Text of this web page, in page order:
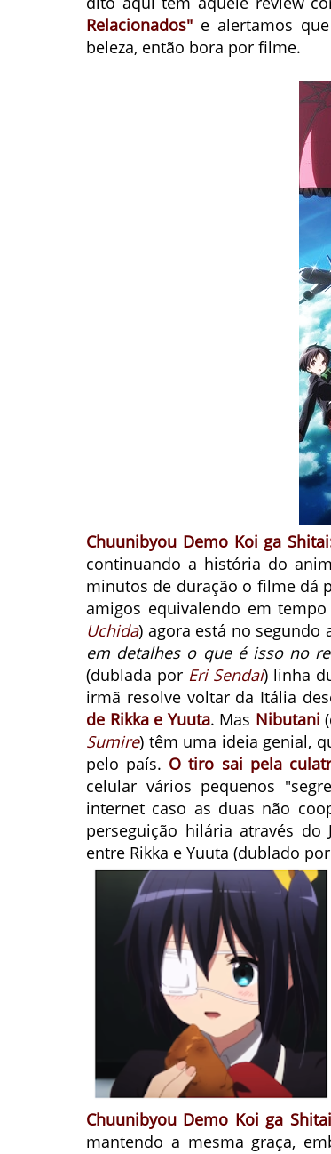
Relacionados" e alertamos
beleza, então bora por filme.
Chuunibyou Demo Koi ga
continuando a história do
minutos de duração o filme dá
amigos equivalendo em
Uchida) agora está no
em detalhes o que é isso no
(dublada por Eri Sendai) linha
irmã resolve voltar da Itália
de Rikka e Yuuta. Mas Nibutani
Sumire) têm uma ideia genial,
pelo país. O tiro sai pela
celular vários pequenos
internet caso as duas não
perseguição hilária através
entre Rikka e Yuuta (dublado por
Chuunibyou Demo Koi ga
mantendo a mesma graça,